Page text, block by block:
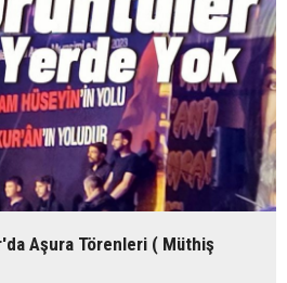
Aşura Törenleri ( Müthiş